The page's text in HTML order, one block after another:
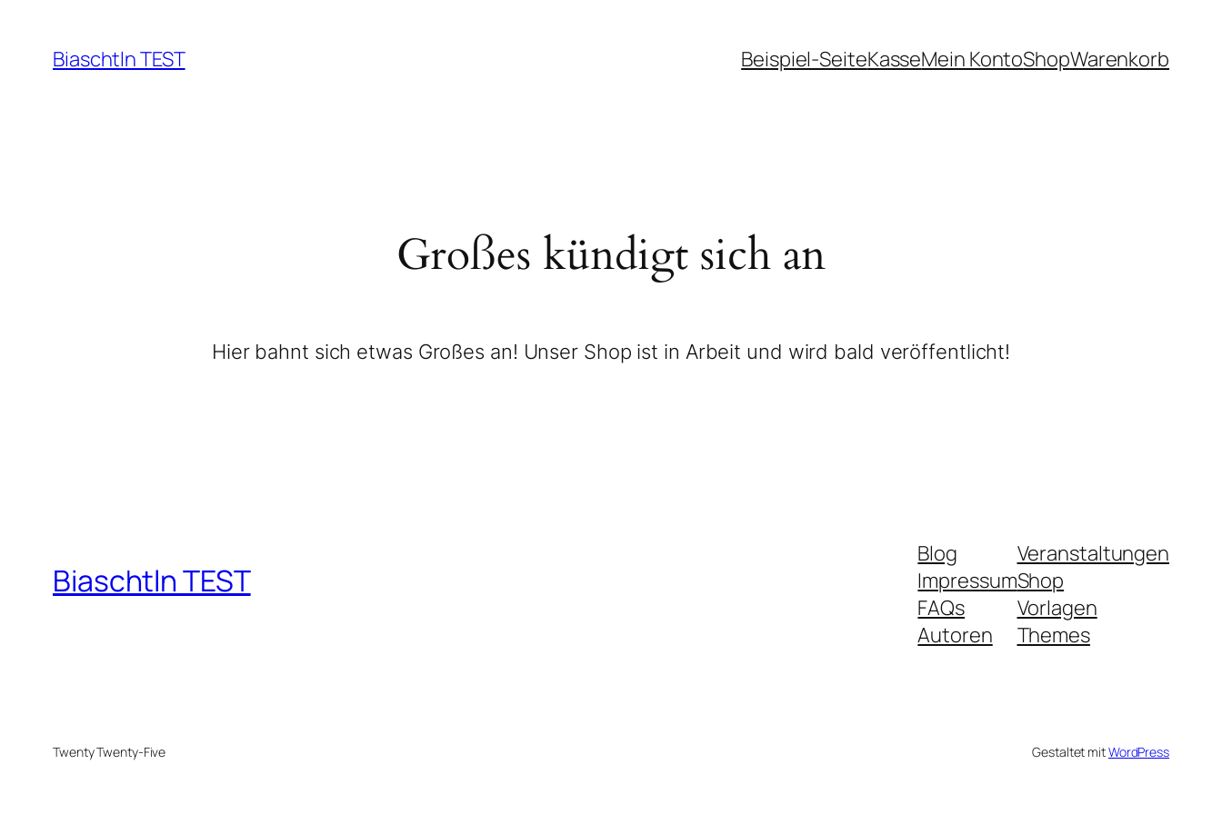
Biaschtln TEST Beispiel-SeiteKasseMein KontoShopWarenkorb
Großes kündigt sich an
Hier bahnt sich etwas Großes an! Unser Shop ist in Arbeit und wird bald veröffentlicht!
Biaschtln TEST
Blog
Impressum
FAQs
Autoren
Veranstaltungen
Shop
Vorlagen
Themes
Twenty Twenty-Five Gestaltet mitWordPress